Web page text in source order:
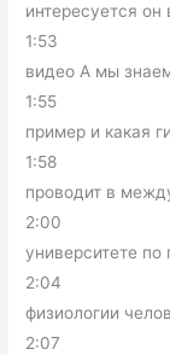
интересуется
1:53
видео А мы
1:55
пример и какая
1:58
проводит в
2:00
университете
2:04
физиологии
2:07